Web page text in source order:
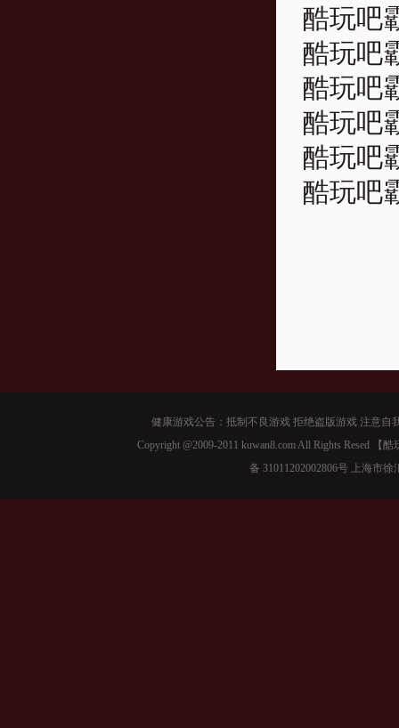
酷玩吧
酷玩吧
酷玩吧
酷玩吧
酷玩吧
酷玩吧
健康游戏公告：抵制不良游戏 拒绝盗版游戏 注意
Copyright @2009-2011 kuwan8.com All Rights Resed
备 31011202002806号 上海市